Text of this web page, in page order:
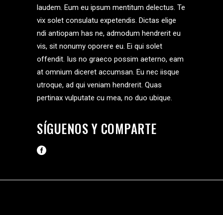
laudem. Eum eu ipsum mentitum delectus. Te
vix solet consulatu expetendis. Dictas elige
ndi antiopam has ne, admodum hendrerit eu
vis, sit nonumy oporere eu. Ei qui solet
offendit. Ius no graeco possim aeterno, eam
at omnium diceret accumsan. Eu nec iisque
utroque, ad qui veniam hendrerit. Quas
pertinax vulputate cu mea, no duo ubique.
SÍGUENOS Y COMPARTE